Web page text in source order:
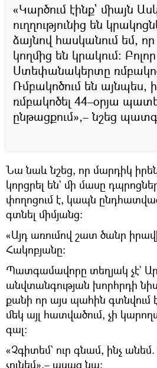
«Կարծում էինք` միայն
ուղղությունից են
ձայնով հասկանում եմ,
կողմից են կրակում։
Ստեփանակերտը
Ռմբակոծում են այնպես,
ռմբակոծել 44–օրյա
ընթացքում»,– նշեց
Նա նաև նշեց, որ մարդիկ
կորցրել են` մի մասը
փողոցում է, կապն
գտնել միմյանց։
«Այդ առումով շատ ծանր
Հակոբյանը։
Պատգամավորը տեղյակ չէ`
անվտանգության խորհրդի
քանի որ այս պահին
մեկ այլ հատվածում, չի
գալ։
«Չգիտեմ` ուր գնամ, ինչ անեմ.
չունեմ»,– ասաց նա։